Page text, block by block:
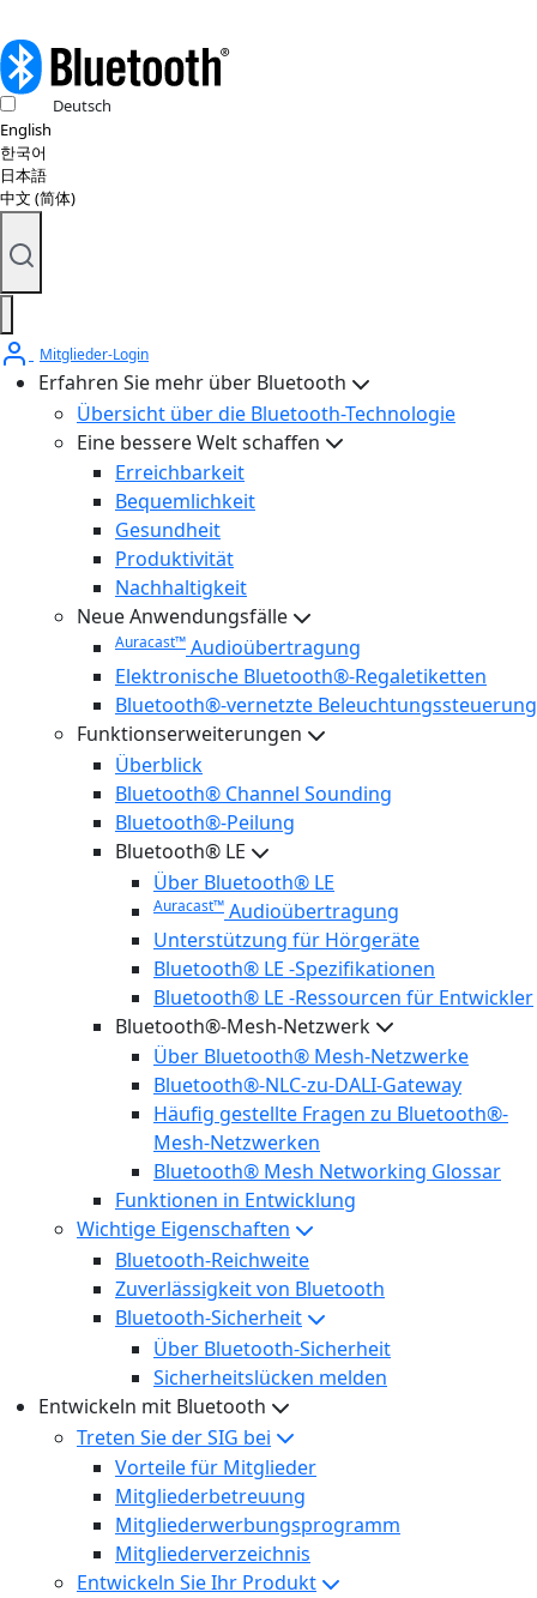
Deutsch
English
한국어
日本語
中文 (简体)
Mitglieder-Login
Erfahren Sie mehr über Bluetooth
Übersicht über die Bluetooth-Technologie
Eine bessere Welt schaffen
Erreichbarkeit
Bequemlichkeit
Gesundheit
Produktivität
Nachhaltigkeit
Neue Anwendungsfälle
Auracast™ Audioübertragung
Elektronische Bluetooth®-Regaletiketten
Bluetooth®-vernetzte Beleuchtungssteuerung
Funktionserweiterungen
Überblick
Bluetooth® Channel Sounding
Bluetooth®-Peilung
Bluetooth® LE
Über Bluetooth® LE
Auracast™ Audioübertragung
Unterstützung für Hörgeräte
Bluetooth® LE -Spezifikationen
Bluetooth® LE -Ressourcen für Entwickler
Bluetooth®-Mesh-Netzwerk
Über Bluetooth® Mesh-Netzwerke
Bluetooth®-NLC-zu-DALI-Gateway
Häufig gestellte Fragen zu Bluetooth®-
Mesh-Netzwerken
Bluetooth® Mesh Networking Glossar
Funktionen in Entwicklung
Wichtige Eigenschaften
Bluetooth-Reichweite
Zuverlässigkeit von Bluetooth
Bluetooth-Sicherheit
Über Bluetooth-Sicherheit
Sicherheitslücken melden
Entwickeln mit Bluetooth
Treten Sie der SIG bei
Vorteile für Mitglieder
Mitgliederbetreuung
Mitgliederwerbungsprogramm
Mitgliederverzeichnis
Entwickeln Sie Ihr Produkt